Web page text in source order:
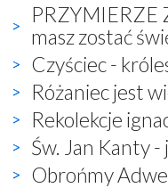
PRZYMIERZE
masz zostać
Czyściec -
Różaniec jest
Rekolekcje
Św. Jan Kanty -
Obrońmy